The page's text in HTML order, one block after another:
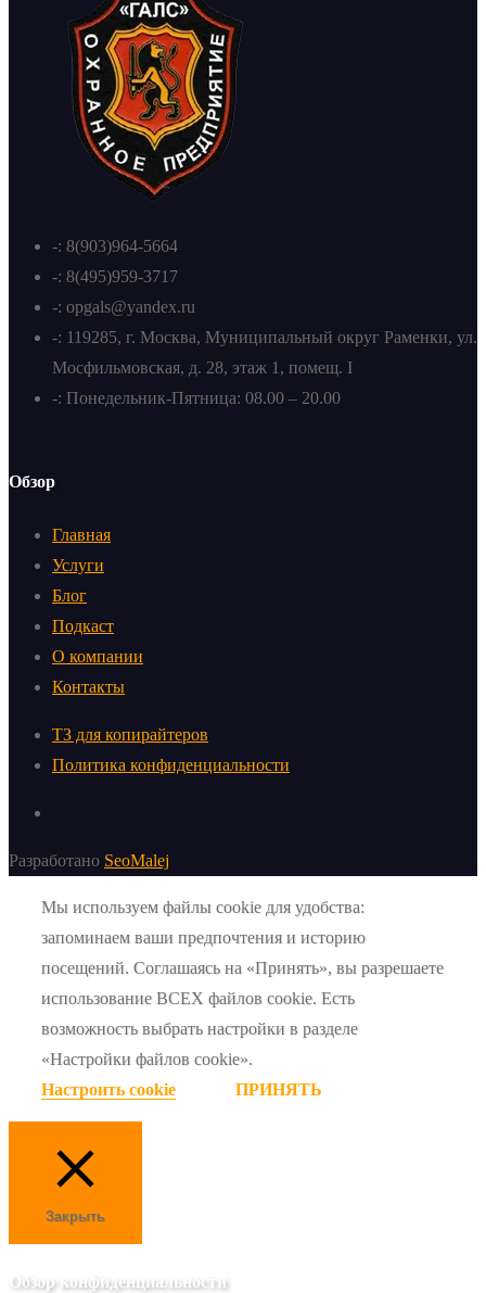
-: 8(903)964-5664
-: 8(495)959-3717
-: opgals@yandex.ru
-: 119285, г. Москва, Муниципальный округ Раменки, ул.
Мосфильмовская, д. 28, этаж 1, помещ. I
-: Понедельник-Пятница: 08.00 – 20.00
Обзор
Главная
Услуги
Блог
Подкаст
О компании
Контакты
ТЗ для копирайтеров
Политика конфиденциальности
Разработано SeoMalej
Мы используем файлы cookie для удобства:
запоминаем ваши предпочтения и историю
посещений. Соглашаясь на «Принять», вы разрешаете
использование ВСЕХ файлов cookie. Есть
возможность выбрать настройки в разделе
«Настройки файлов cookie».
Настроить cookie
ПРИНЯТЬ
Закрыть
Обзор конфиденциальности